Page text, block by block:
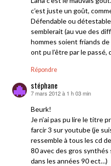
c’est juste un goût,
Défendable ou
semblerait (au vue des
hommes soient friands
ont pu l’être par le passé,
Répondre
stéphane
dit :
7 mars 2012 à 1 h 03 min
Beurk!
Je n’ai pas pu lire le titre
farcir 3 sur youtube (je
ressemble à tous les cd
80 avec des gros synthés
dans les années 90 ect…)